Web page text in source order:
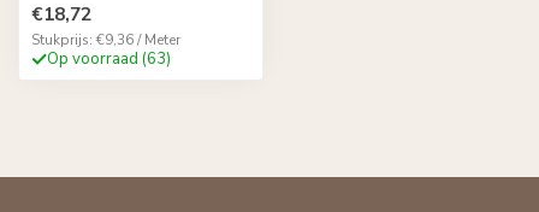
€18,72
Stukprijs: €9,36 / Meter
Op voorraad (63)